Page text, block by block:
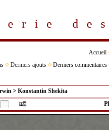
Accueil
Derniers ajouts Derniers commentaires
> Konstantin Shekita